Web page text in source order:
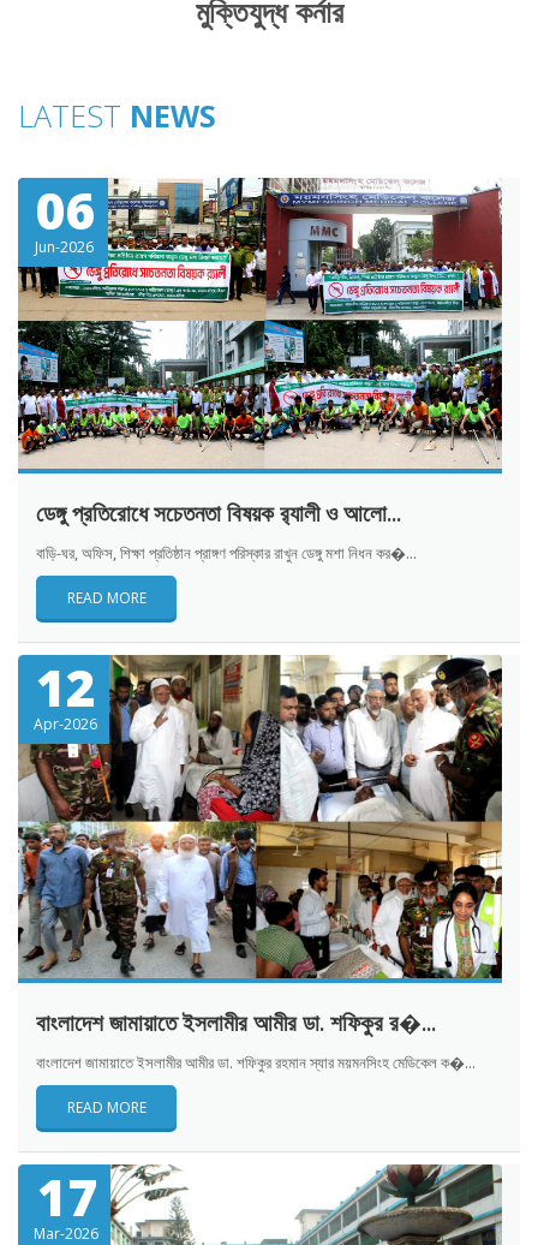
মুক্তিযুদ্ধ কর্নার
LATEST NEWS
06
Jun-2026
ডেঙ্গু প্রতিরোধে সচেতনতা বিষয়ক র‌্যালী ও আলো...
বাড়ি-ঘর, অফিস, শিক্ষা প্রতিষ্ঠান প্রাঙ্গণ পরিস্কার রাখুন ডেঙ্গু মশা নিধন কর�...
READ MORE
12
Apr-2026
বাংলাদেশ জামায়াতে ইসলামীর আমীর ডা. শফিকুর র�...
বাংলাদেশ জামায়াতে ইসলামীর আমীর ডা. শফিকুর রহমান স্যার ময়মনসিংহ মেডিকেল ক�...
READ MORE
17
Mar-2026